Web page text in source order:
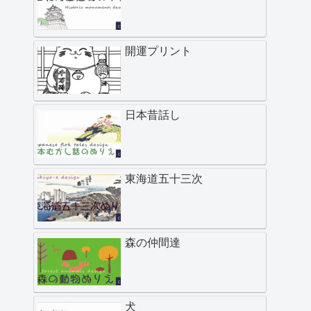
開運プリント
日本昔話し
東海道五十三次
森の仲間達
犬